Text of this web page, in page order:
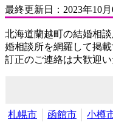
最終更新日： 2023年10月
北海道蘭越町の結婚相
婚相談所を網羅して掲
訂正のご連絡は大歓迎い
札幌市 函館市 小樽